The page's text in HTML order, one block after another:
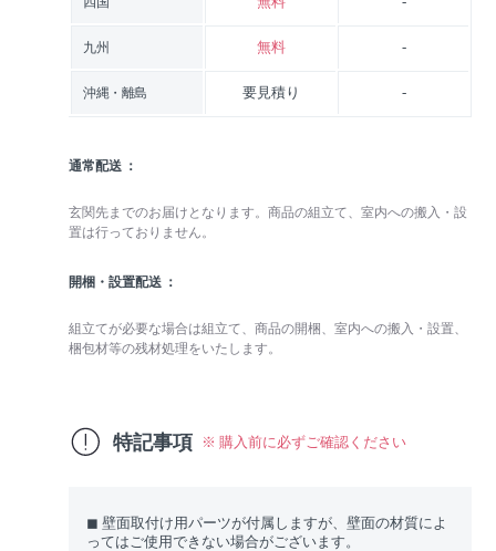
九州 無料 -
沖縄・離島 要見積り -
通常配送
玄関先までのお届けとなります。商品の組立て、室内への搬入・設
置は行っておりません。
開梱・設置配送
組立てが必要な場合は組立て、商品の開梱、室内への搬入・設置、
梱包材等の残材処理をいたします。
特記事項 ※ 購入前に必ずご確認ください
◼︎ 壁面取付け用パーツが付属しますが、壁面の材質によ
ってはご使用できない場合がございます。